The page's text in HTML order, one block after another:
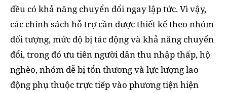
đều có khả năng chuyển đổi ngay lập tức. Vì vậy,
các chính sách hỗ trợ cần được thiết kế theo nhóm
đối tượng, mức độ bị tác động và khả năng chuyển
đổi, trong đó ưu tiên người dân thu nhập thấp, hộ
nghèo, nhóm dễ bị tổn thương và lực lượng lao
động phụ thuộc trực tiếp vào phương tiện hiện